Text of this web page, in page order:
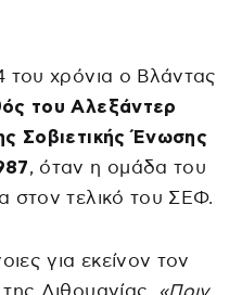
χρόνια ο Βλάντας
του Αλεξάντερ
Σοβιετικής Ένωσης
, όταν η ομάδα του
στον τελικό του ΣΕΦ.
για εκείνον τον
Λιθουανίας. «Πριν